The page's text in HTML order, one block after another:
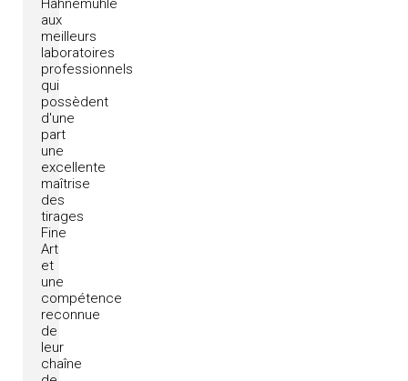
Hahnemühle
aux
meilleurs
laboratoires
professionnels
qui
possèdent
d'une
part
une
excellente
maîtrise
des
tirages
Fine
Art
et
une
compétence
reconnue
de
leur
chaîne